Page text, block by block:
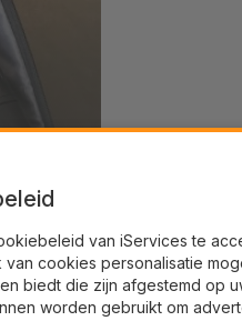
van iServices te
van cookies personalisatie
biedt die zijn afgestemd op
worden gebruikt om